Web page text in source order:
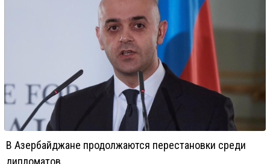
В Азербайджане продолжаются перестановки среди
дипломатов